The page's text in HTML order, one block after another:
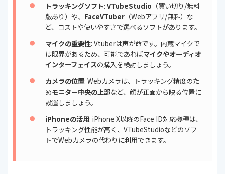
トラッキングソフト: VTubeStudio （買い切り/無料
版あり）や、 FaceVTuber （Webアプリ/無料）な
ど、コストや使いやすさで選べるソフトがあります。
マイクの重要性: Vtuberは声が命です。内蔵マイクで
は限界があるため、可能であればマイクやオーディオ
インターフェイスの購入を検討しましょう。
カメラの位置: Webカメラは、トラッキング精度のた
めモニター中央の上部など、顔が正面から映る位置に
設置しましょう。
iPhoneの活用: iPhone X以降のFace ID対応機種は、
トラッキング性能が高く、VTubeStudioなどのソフ
トでWebカメラの代わりに利用できます。